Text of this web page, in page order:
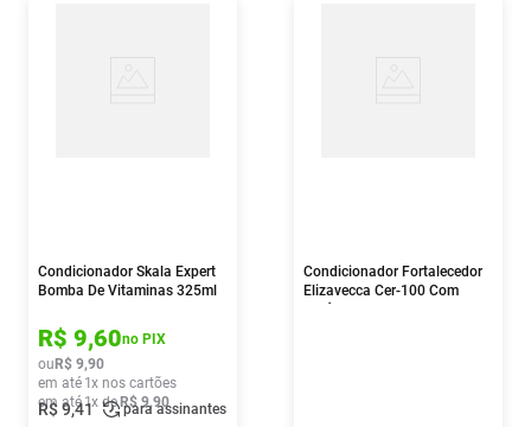
Condicionador Skala Expert
Bomba De Vitaminas 325ml
R$ 9,60no PIX
ou R$ 9,90
em até 1x nos cartões
em até 1x de R$ 9,90
R$9,41 para assinantes
Condicionador Fortalecedor
Elizavecca Cer-100 Com